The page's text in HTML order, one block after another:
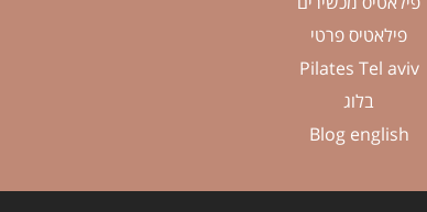
פילאטיס פרטי
Pilates Tel aviv
בלוג
Blog english